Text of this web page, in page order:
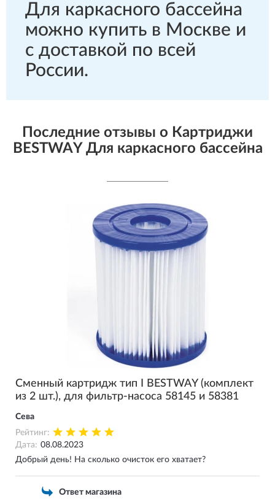
Для каркасного бассейна
можно купить в Москве и
с доставкой по всей
России.
Последние отзывы о Картриджи
BESTWAY Для каркасного бассейна
Сменный картридж тип I BESTWAY (комплект
из 2 шт.), для фильтр-насоса 58145 и 58381
Сева
Рейтинг:
Дата: 08.08.2023
Добрый день! На сколько очисток его хватает?
Ответ магазина